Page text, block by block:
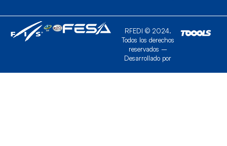
RFEDI © 2024.
Todos los derechos
reservados –
Desarrollado por